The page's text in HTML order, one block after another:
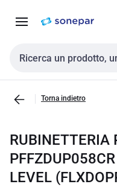
navigazione alla
Cerca input
Torna indietro
RUBINETTERIA
LEVEL